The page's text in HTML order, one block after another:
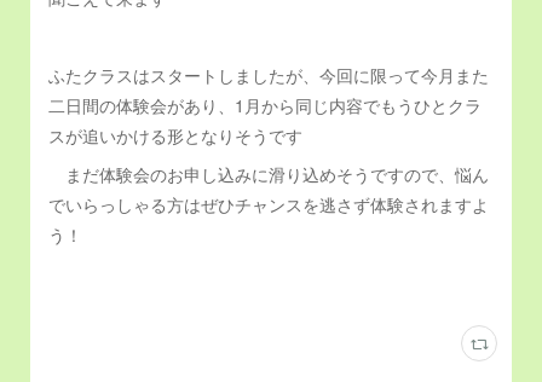
ふたクラスはスタートしましたが、今回に限って今月また
二日間の体験会があり、1月から同じ内容でもうひとクラ
スが追いかける形となりそうです
まだ体験会のお申し込みに滑り込めそうですので、悩ん
でいらっしゃる方はぜひチャンスを逃さず体験されますよ
う！